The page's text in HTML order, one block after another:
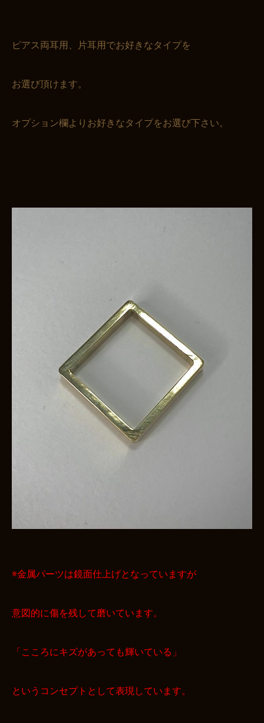
ピアス両耳用、片耳用でお好きなタイプを
お選び頂けます。
オプション欄よりお好きなタイプをお選び下さい。
※金属パーツは鏡面仕上げとなっていますが
意図的に傷を残して磨いています。
「こころにキズがあっても輝いている」
というコンセプトとして表現しています。